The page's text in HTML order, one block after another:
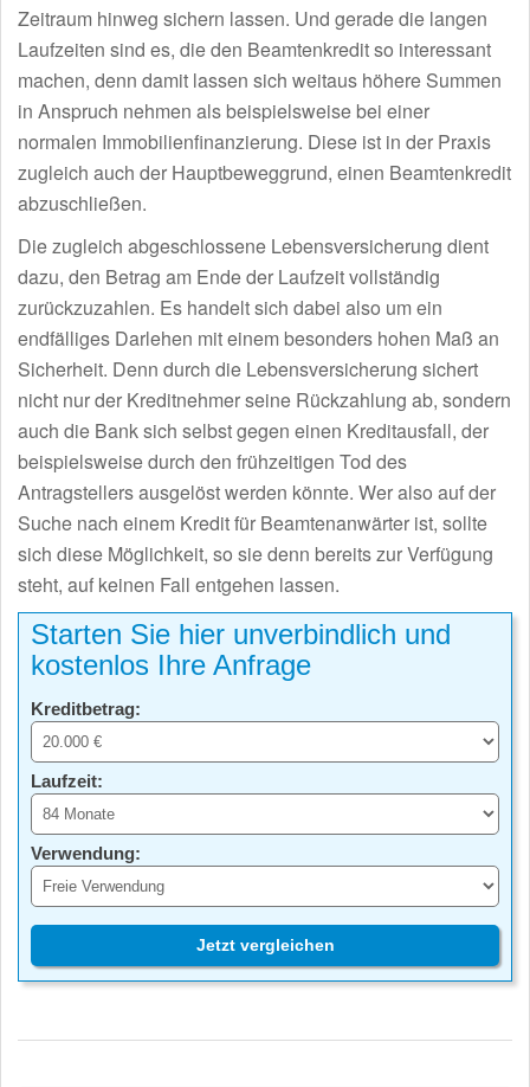
Zeitraum hinweg sichern lassen. Und gerade die langen
Laufzeiten sind es, die den Beamtenkredit so interessant
machen, denn damit lassen sich weitaus höhere Summen
in Anspruch nehmen als beispielsweise bei einer
normalen Immobilienfinanzierung. Diese ist in der Praxis
zugleich auch der Hauptbeweggrund, einen Beamtenkredit
abzuschließen.
Die zugleich abgeschlossene Lebensversicherung dient
dazu, den Betrag am Ende der Laufzeit vollständig
zurückzuzahlen. Es handelt sich dabei also um ein
endfälliges Darlehen mit einem besonders hohen Maß an
Sicherheit. Denn durch die Lebensversicherung sichert
nicht nur der Kreditnehmer seine Rückzahlung ab, sondern
auch die Bank sich selbst gegen einen Kreditausfall, der
beispielsweise durch den frühzeitigen Tod des
Antragstellers ausgelöst werden könnte. Wer also auf der
Suche nach einem Kredit für Beamtenanwärter ist, sollte
sich diese Möglichkeit, so sie denn bereits zur Verfügung
steht, auf keinen Fall entgehen lassen.
Starten Sie hier unverbindlich und
kostenlos Ihre Anfrage
Kreditbetrag:
Laufzeit:
Verwendung:
Jetzt vergleichen